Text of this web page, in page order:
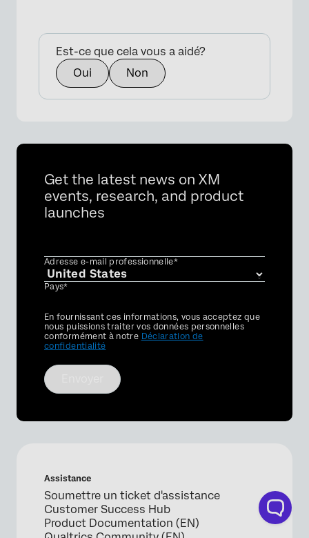
Est-ce que cela vous a aidé?
Oui
Non
Get the latest news on XM
events, research, and product
launches
Adresse e-mail professionnelle*
Pays*
Privacy
Optin
En fournissant ces informations, vous acceptez que
nous puissions traiter vos données personnelles
conformément à notre Déclaration de
confidentialité
Assistance
Soumettre un ticket d'assistance
Customer Success Hub
Product Documentation (EN)